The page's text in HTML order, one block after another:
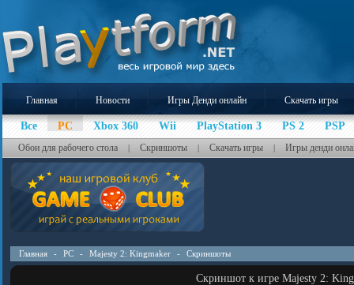
Главная Новости Игры Денди онлайн Скачать игры
Все PC Xbox 360 Wii PlayStation 3 PS 2 PSP
Обои для рабочего стола | Скриншоты | Скачать игры | Игры денди
Главная - PC - Majesty 2: Kingmaker - Скриншоты
Скриншот к игре Majesty 2: